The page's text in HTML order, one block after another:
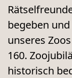
begeben
unseres
160.
historisch